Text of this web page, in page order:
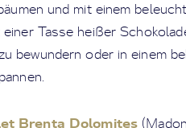
und mit einem
Tasse heißer
bewundern oder in einem
Brenta Dolomites